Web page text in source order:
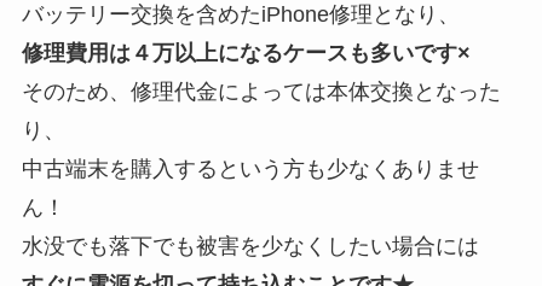
バッテリー交換を含めたiPhone修理となり、
修理費用は４万以上になるケースも多いです×
そのため、修理代金によっては本体交換となった
り、
中古端末を購入するという方も少なくありませ
ん！
水没でも落下でも被害を少なくしたい場合には